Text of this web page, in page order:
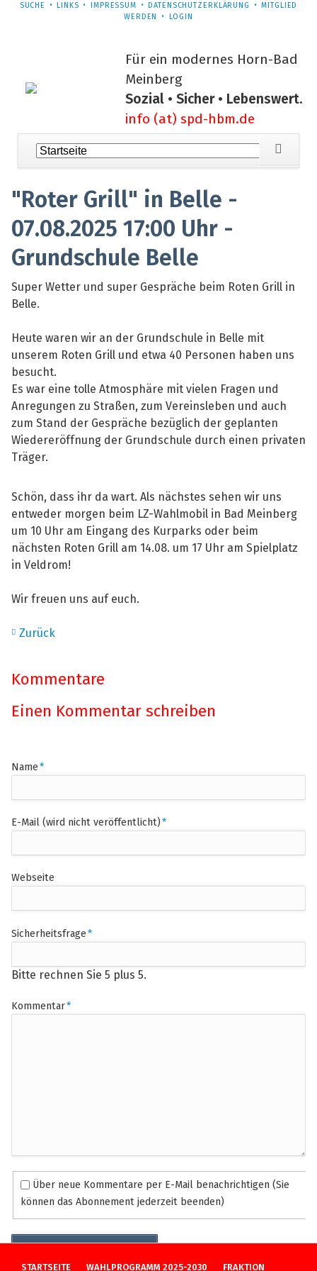
NAVIGATION
SUCHE LINKS IMPRESSUM DATENSCHUTZERKLÄRUNG
MITGLIED
WERDEN
LOGIN
Für ein modernes Horn-Bad
Meinberg
Sozial • Sicher • Lebenswert.
info (at) spd-hbm.de
Navigation
überspringen
"Roter Grill" in Belle -
07.08.2025 17:00 Uhr -
Grundschule Belle
Super Wetter und super Gespräche beim Roten Grill in
Belle.
Heute waren wir an der Grundschule in Belle mit
unserem Roten Grill und etwa 40 Personen haben uns
besucht.
Es war eine tolle Atmosphäre mit vielen Fragen und
Anregungen zu Straßen, zum Vereinsleben und auch
zum Stand der Gespräche bezüglich der geplanten
Wiedereröffnung der Grundschule durch einen privaten
Träger.
Schön, dass ihr da wart. Als nächstes sehen wir uns
entweder morgen beim LZ-Wahlmobil in Bad Meinberg
um 10 Uhr am Eingang des Kurparks oder beim
nächsten Roten Grill am 14.08. um 17 Uhr am Spielplatz
in Veldrom!
Wir freuen uns auf euch.
Zurück
Kommentare
Einen Kommentar schreiben
Pflichtfeld
Name*
Pflichtfeld
E-Mail (wird nicht veröffentlicht)*
Webseite
Pflichtfeld
Sicherheitsfrage*
Bitte rechnen Sie 5 plus 5.
Pflichtfeld
Kommentar*
Über neue Kommentare per E-Mail benachrichtigen (Sie
können das Abonnement jederzeit beenden)
Kommentar absenden
NAVIGATION
STARTSEITE WAHLPROGRAMM 2025-2030 FRAKTION